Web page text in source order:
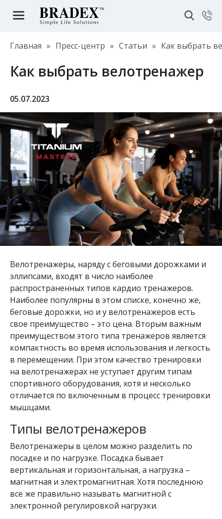
Главная » Пресс-центр » Статьи » Как выбрать
Как выбрать велотренажер
05.07.2023
Велотренажеры, наряду с беговыми дорожками и
эллипсами, входят в число наиболее
распространенных типов кардио тренажеров.
Наиболее популярны в этом списке, конечно же,
беговые дорожки, но и у велотренажеров есть
свое преимущество – это цена. Вторым важным
преимуществом этого типа тренажеров является
компактность во время использования и легкость
в перемещении. При этом качество тренировки
на велотренажерах не уступает другим типам
спортивного оборудования, хотя и несколько
отличается по включенным в процесс тренировки
мышцами.
Типы велотренажеров
Велотренажеры в целом можно разделить по
посадке и по нагрузке. Посадка бывает
вертикальная и горизонтальная, а нагрузка –
магнитная и электромагнитная. Хотя последнюю
все же правильно называть магнитной с
электронной регулировкой нагрузки.